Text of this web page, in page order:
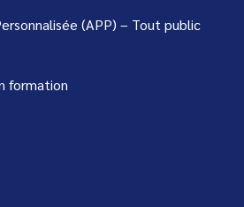
(APP) – Tout public
formation